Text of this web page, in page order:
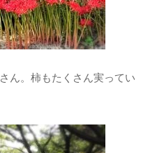
さん。柿もたくさん実ってい